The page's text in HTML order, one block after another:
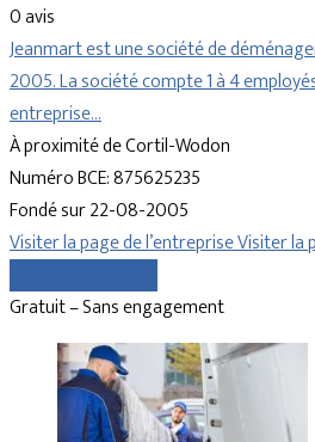
0 avis
Jeanmart est une société de
2005. La société compte 1 à 4
entreprise…
À proximité de Cortil-Wodon
Numéro BCE: 875625235
Fondé sur 22-08-2005
Visiter la page de l’entrepriseVisiter la
Gratuit – Sans engagement